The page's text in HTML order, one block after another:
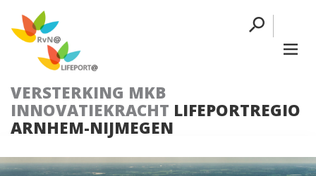
VERSTERKING MKB
INNOVATIEKRACHT LIFEPORTREGIO
ARNHEM-NIJMEGEN